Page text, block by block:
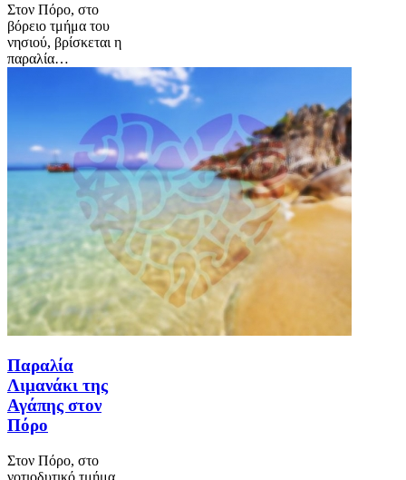
Στον Πόρο, στο
βόρειο τμήμα του
νησιού, βρίσκεται η
παραλία…
Παραλία
Λιμανάκι της
Αγάπης στον
Πόρο
Στον Πόρο, στο
νοτιοδυτικό τμήμα